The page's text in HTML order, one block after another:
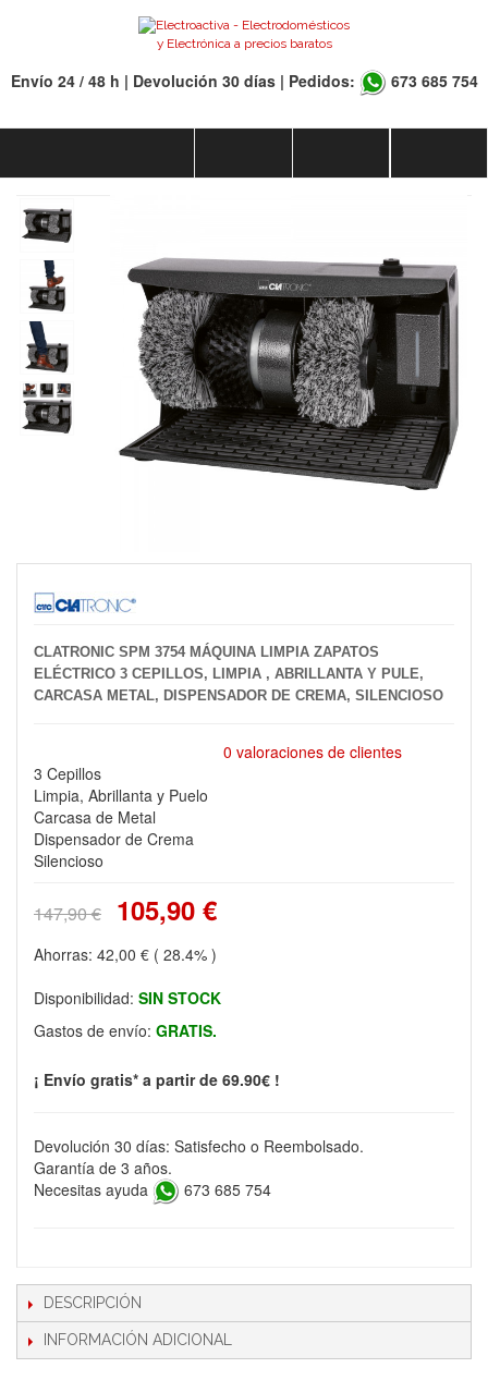
Envío 24 / 48 h | Devolución 30 días | Pedidos: 673 685 754
CLATRONIC SPM 3754 MÁQUINA LIMPIA ZAPATOS
ELÉCTRICO 3 CEPILLOS, LIMPIA , ABRILLANTA Y PULE,
CARCASA METAL, DISPENSADOR DE CREMA, SILENCIOSO
0 valoraciones de clientes
3 Cepillos
Limpia, Abrillanta y Puelo
Carcasa de Metal
Dispensador de Crema
Silencioso
147,90 € 105,90 €
Ahorras: 42,00 € ( 28.4% )
Disponibilidad: SIN STOCK
Gastos de envío: GRATIS.
¡ Envío gratis* a partir de 69.90€ !
Devolución 30 días: Satisfecho o Reembolsado.
Garantía de 3 años.
Necesitas ayuda
673 685 754
DESCRIPCIÓN
INFORMACIÓN ADICIONAL